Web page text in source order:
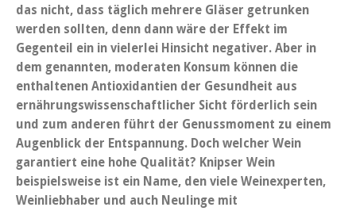
das nicht, dass täglich mehrere Gläser getrunken
werden sollten, denn dann wäre der Effekt im
Gegenteil ein in vielerlei Hinsicht negativer. Aber in
dem genannten, moderaten Konsum können die
enthaltenen Antioxidantien der Gesundheit aus
ernährungswissenschaftlicher Sicht förderlich sein
und zum anderen führt der Genussmoment zu einem
Augenblick der Entspannung. Doch welcher Wein
garantiert eine hohe Qualität? Knipser Wein
beispielsweise ist ein Name, den viele Weinexperten,
Weinliebhaber und auch Neulinge mit